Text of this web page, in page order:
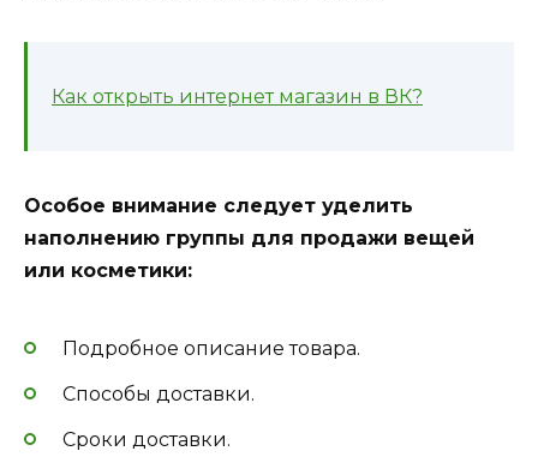
Как открыть интернет магазин в ВК?
Особое внимание следует уделить
наполнению группы для продажи вещей
или косметики:
Подробное описание товара.
Способы доставки.
Сроки доставки.